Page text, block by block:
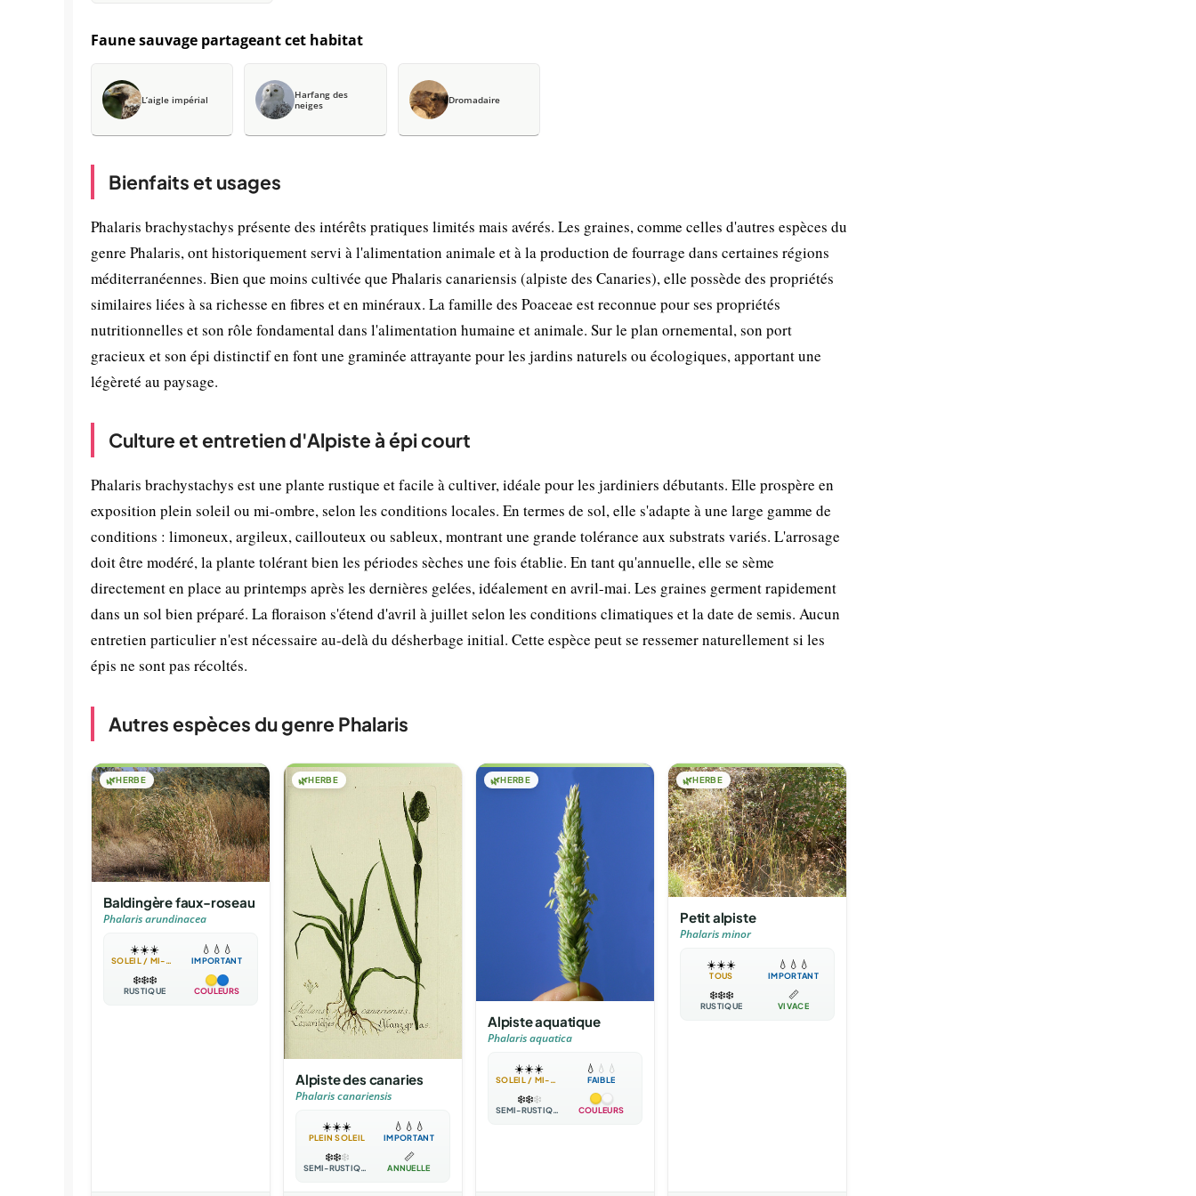
Faune sauvage partageant cet habitat
L’aigle impérial
Harfang des
neiges
Dromadaire
Bienfaits et usages
Phalaris brachystachys présente des intérêts pratiques limités mais avérés. Les graines, comme celles d'autres espèces du
genre Phalaris, ont historiquement servi à l'alimentation animale et à la production de fourrage dans certaines régions
méditerranéennes. Bien que moins cultivée que Phalaris canariensis (alpiste des Canaries), elle possède des propriétés
similaires liées à sa richesse en fibres et en minéraux. La famille des Poaceae est reconnue pour ses propriétés
nutritionnelles et son rôle fondamental dans l'alimentation humaine et animale. Sur le plan ornemental, son port
gracieux et son épi distinctif en font une graminée attrayante pour les jardins naturels ou écologiques, apportant une
légèreté au paysage.
Culture et entretien d'Alpiste à épi court
Phalaris brachystachys est une plante rustique et facile à cultiver, idéale pour les jardiniers débutants. Elle prospère en
exposition plein soleil ou mi-ombre, selon les conditions locales. En termes de sol, elle s'adapte à une large gamme de
conditions : limoneux, argileux, caillouteux ou sableux, montrant une grande tolérance aux substrats variés. L'arrosage
doit être modéré, la plante tolérant bien les périodes sèches une fois établie. En tant qu'annuelle, elle se sème
directement en place au printemps après les dernières gelées, idéalement en avril-mai. Les graines germent rapidement
dans un sol bien préparé. La floraison s'étend d'avril à juillet selon les conditions climatiques et la date de semis. Aucun
entretien particulier n'est nécessaire au-delà du désherbage initial. Cette espèce peut se ressemer naturellement si les
épis ne sont pas récoltés.
Autres espèces du genre Phalaris
🌿HERBE
Baldingère faux-roseau
Phalaris arundinacea
☀️☀️☀️
SOLEIL / MI-OMBRE
💧 💧 💧
IMPORTANT
❄️❄️❄️
RUSTIQUE COULEURS
🌿HERBE
Alpiste des canaries
Phalaris canariensis
☀️☀️☀️
PLEIN SOLEIL
💧 💧 💧
IMPORTANT
❄️❄️❄️
SEMI-RUSTIQUE
📏
ANNUELLE
🌿HERBE
Alpiste aquatique
Phalaris aquatica
☀️☀️☀️
SOLEIL / MI-OMBRE
💧 💧 💧
FAIBLE
❄️❄️❄️
SEMI-RUSTIQUE COULEURS
🌿HERBE
Petit alpiste
Phalaris minor
☀️☀️☀️
TOUS
💧 💧 💧
IMPORTANT
❄️❄️❄️
RUSTIQUE
📏
VIVACE